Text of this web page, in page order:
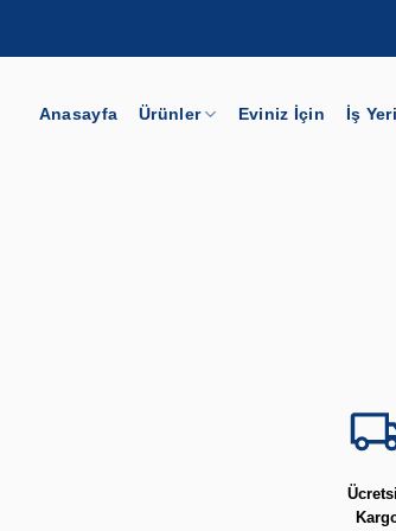
Anasayfa Ürünler Eviniz İçin İş